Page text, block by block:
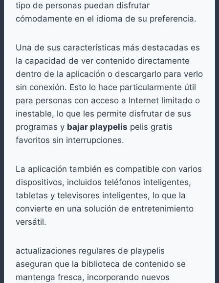
tipo de personas puedan disfrutar
cómodamente en el idioma de su preferencia.
Una de sus características más destacadas es
la capacidad de ver contenido directamente
dentro de la aplicación o descargarlo para verlo
sin conexión. Esto lo hace particularmente útil
para personas con acceso a Internet limitado o
inestable, lo que les permite disfrutar de sus
programas y bajar playpelis pelis gratis
favoritos sin interrupciones.
La aplicación también es compatible con varios
dispositivos, incluidos teléfonos inteligentes,
tabletas y televisores inteligentes, lo que la
convierte en una solución de entretenimiento
versátil.
actualizaciones regulares de playpelis
aseguran que la biblioteca de contenido se
mantenga fresca, incorporando nuevos